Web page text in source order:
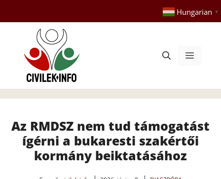
tartalomba
Hungarian ▼
Menü
Az RMDSZ nem tud támogatást
ígérni a bukaresti szakértői
kormány beiktatásához